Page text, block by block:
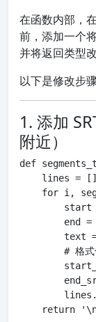
在函数内部，
前，添加一个
并将返回类型
以下是修改步
1. 添加
附近）
def
    lines = []
for i,
start
end =
text
# 格
return